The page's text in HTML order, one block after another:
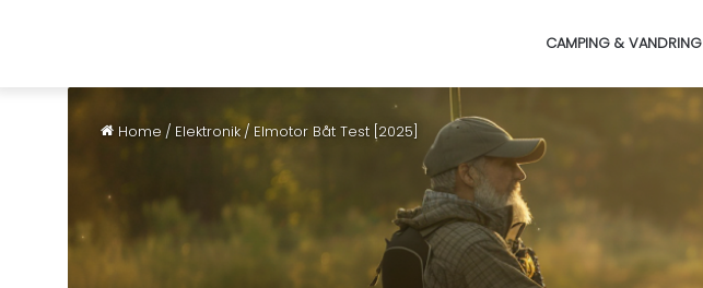
CAMPING & VANDRING
Home / Elektronik/ Elmotor Båt Test [2025]